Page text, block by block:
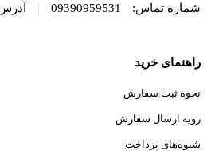
شماره تماس: 09390959531
|
راهنمای خرید
نحوه ثبت سفارش
رویه ارسال سفارش
شیوه‌های پرداخت